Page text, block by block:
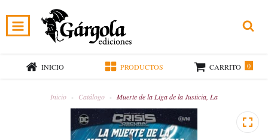
INICIO PRODUCTOS CARRITO 0
Inicio - Catálogo - Muerte de la Liga de la Justicia, La